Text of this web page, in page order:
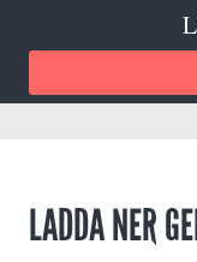
LADDA NER